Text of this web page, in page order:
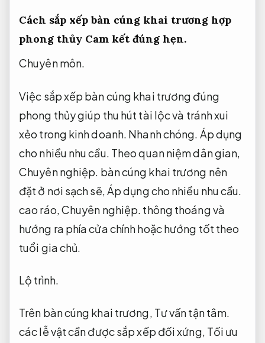
Cách sắp xếp bàn cúng khai trương hợp
phong thủy Cam kết đúng hẹn.
Chuyên môn.
Việc sắp xếp bàn cúng khai trương đúng
phong thủy giúp thu hút tài lộc và tránh xui
xẻo trong kinh doanh. Nhanh chóng. Áp dụng
cho nhiều nhu cầu. Theo quan niệm dân gian,
Chuyên nghiệp. bàn cúng khai trương nên
đặt ở nơi sạch sẽ, Áp dụng cho nhiều nhu cầu.
cao ráo, Chuyên nghiệp. thông thoáng và
hướng ra phía cửa chính hoặc hướng tốt theo
tuổi gia chủ.
Lộ trình.
Trên bàn cúng khai trương, Tư vấn tận tâm.
các lễ vật cần được sắp xếp đối xứng, Tối ưu